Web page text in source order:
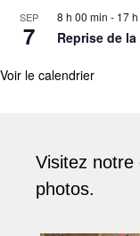
SEP
7
8 h 00 min - 17
Reprise de
Voir le calendrier
Visitez notre
photos.